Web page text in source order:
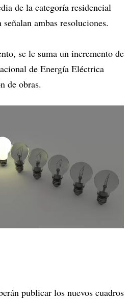
de la categoría residencial
ambas resoluciones.
se le suma un incremento de
de Energía Eléctrica
de obras.
publicar los nuevos cuadros